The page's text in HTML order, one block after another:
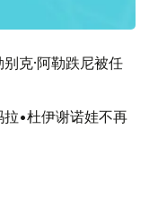
克·阿勒跌尼被任
•杜伊谢诺娃不再